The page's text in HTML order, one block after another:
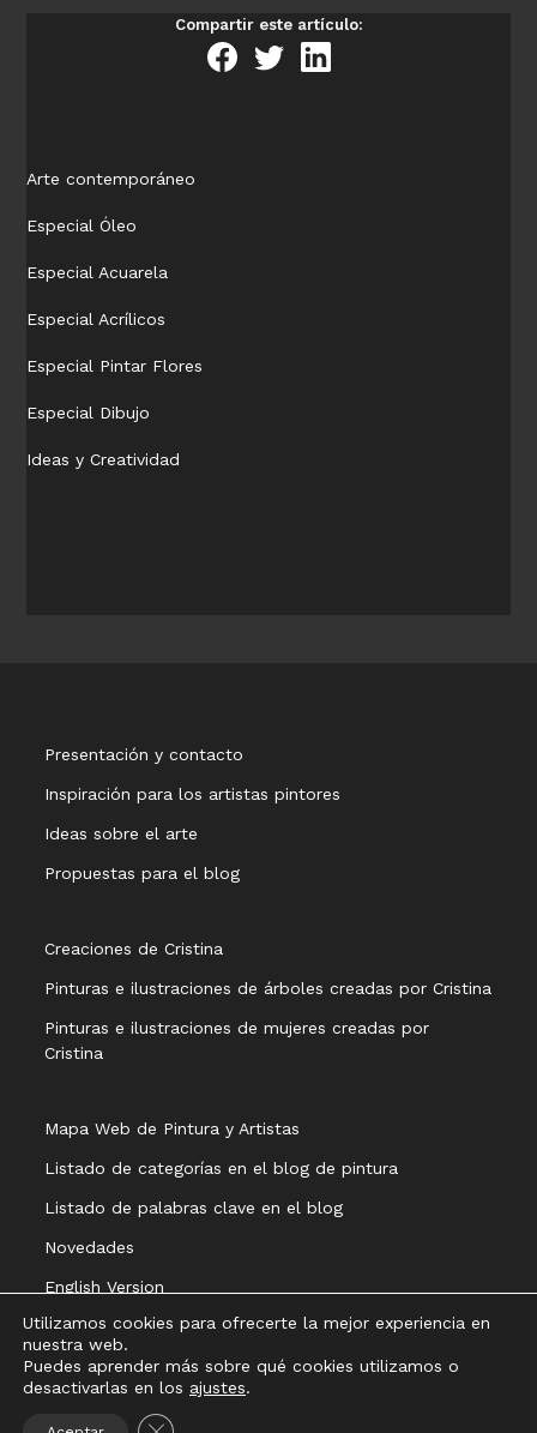
Compartir este artículo:
Arte contemporáneo
Especial Óleo
Especial Acuarela
Especial Acrílicos
Especial Pintar Flores
Especial Dibujo
Ideas y Creatividad
Presentación y contacto
Inspiración para los artistas pintores
Ideas sobre el arte
Propuestas para el blog
Creaciones de Cristina
Pinturas e ilustraciones de árboles creadas por Cristina
Pinturas e ilustraciones de mujeres creadas por
Cristina
Mapa Web de Pintura y Artistas
Listado de categorías en el blog de pintura
Listado de palabras clave en el blog
Novedades
English Version
Utilizamos cookies para ofrecerte la mejor experiencia en
nuestra web.
Puedes aprender más sobre qué cookies utilizamos o
desactivarlas en los ajustes.
Cerrar el banner de cookies RGPD